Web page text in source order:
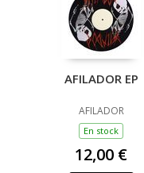
AFILADOR EP
AFILADOR
En stock
12,00 €